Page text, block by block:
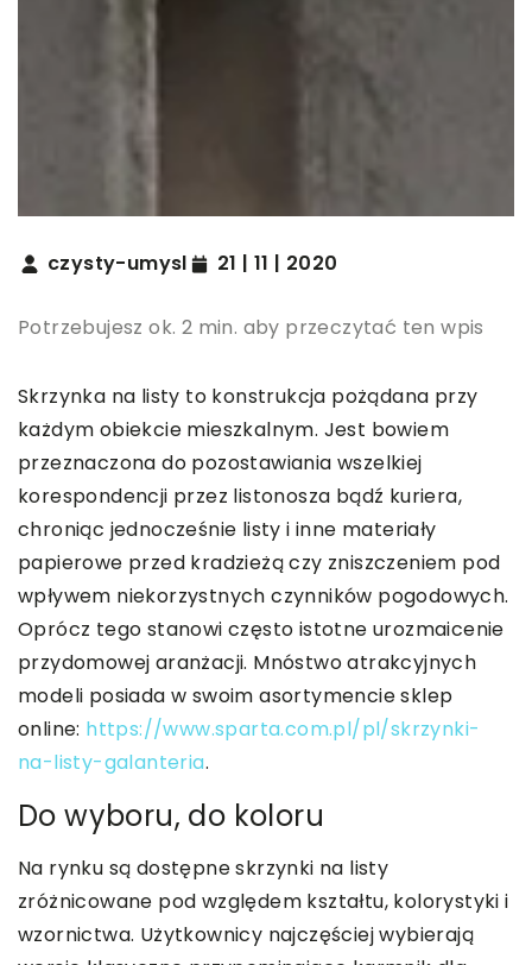
czysty-umysl 21 | 11 | 2020
Potrzebujesz ok. 2 min. aby przeczytać ten wpis
Skrzynka na listy to konstrukcja pożądana przy
każdym obiekcie mieszkalnym. Jest bowiem
przeznaczona do pozostawiania wszelkiej
korespondencji przez listonosza bądź kuriera,
chroniąc jednocześnie listy i inne materiały
papierowe przed kradzieżą czy zniszczeniem pod
wpływem niekorzystnych czynników pogodowych.
Oprócz tego stanowi często istotne urozmaicenie
przydomowej aranżacji. Mnóstwo atrakcyjnych
modeli posiada w swoim asortymencie sklep
online: https://www.sparta.com.pl/pl/skrzynki-
na-listy-galanteria.
Do wyboru, do koloru
Na rynku są dostępne skrzynki na listy
zróżnicowane pod względem kształtu, kolorystyki i
wzornictwa. Użytkownicy najczęściej wybierają